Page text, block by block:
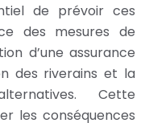
de prévoir ces
des mesures de
d’une assurance
des riverains et la
Cette
les conséquences